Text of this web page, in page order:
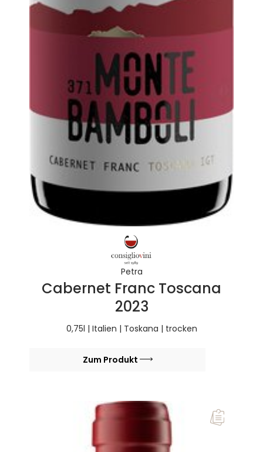
Petra
Cabernet Franc Toscana
2023
0,75l | Italien | Toskana | trocken
Zum Produkt